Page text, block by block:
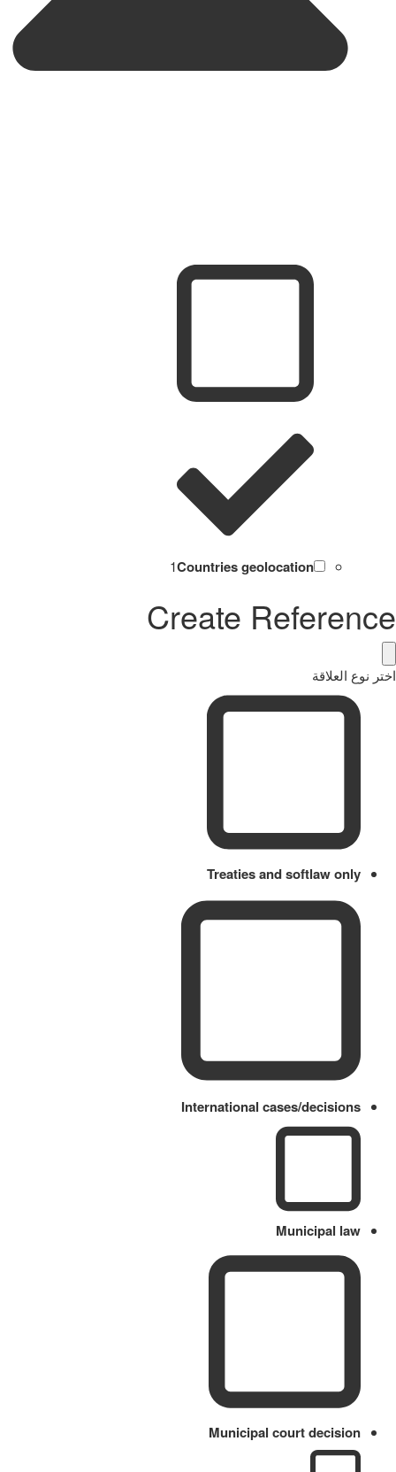
Countries geolocation
1
Create Reference
اختر نوع العلاقة
Treaties and softlaw only
International cases/decisions
Municipal law
Municipal court decision